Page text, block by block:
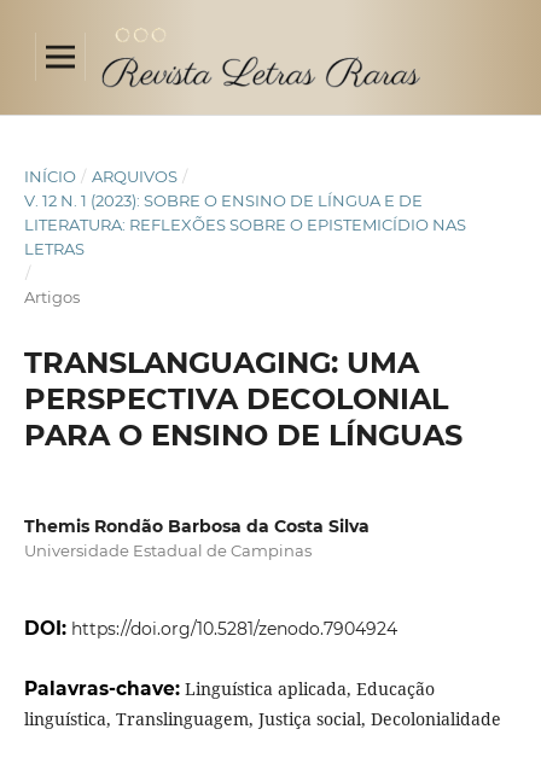
INÍCIO / ARQUIVOS /
V. 12 N. 1 (2023): SOBRE O ENSINO DE LÍNGUA E DE
LITERATURA: REFLEXÕES SOBRE O EPISTEMICÍDIO NAS
LETRAS
/
Artigos
TRANSLANGUAGING: UMA
PERSPECTIVA DECOLONIAL
PARA O ENSINO DE LÍNGUAS
Themis Rondão Barbosa da Costa Silva
Universidade Estadual de Campinas
DOI: https://doi.org/10.5281/zenodo.7904924
Palavras-chave: Linguística aplicada, Educação
linguística, Translinguagem, Justiça social, Decolonialidade